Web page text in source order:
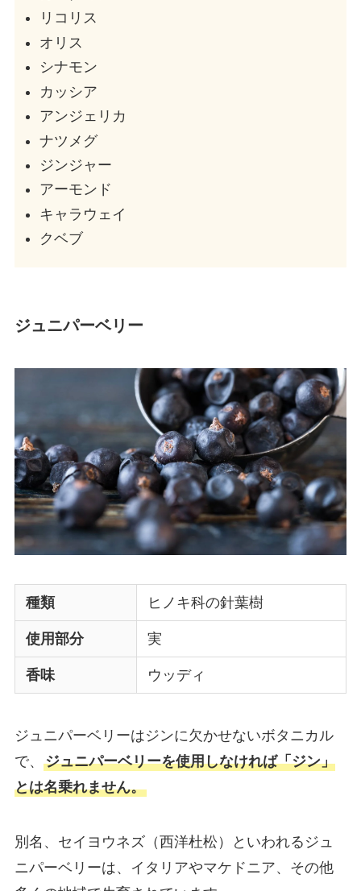
リコリス
オリス
シナモン
カッシア
アンジェリカ
ナツメグ
ジンジャー
アーモンド
キャラウェイ
クベブ
ジュニパーベリー
種類 ヒノキ科の針葉樹
使用部分 実
香味 ウッディ
ジュニパーベリーはジンに欠かせないボタニカル
で、 ジュニパーベリーを使用しなければ「ジン」
とは名乗れません。
別名、セイヨウネズ（西洋杜松）といわれるジュ
ニパーベリーは、イタリアやマケドニア、その他